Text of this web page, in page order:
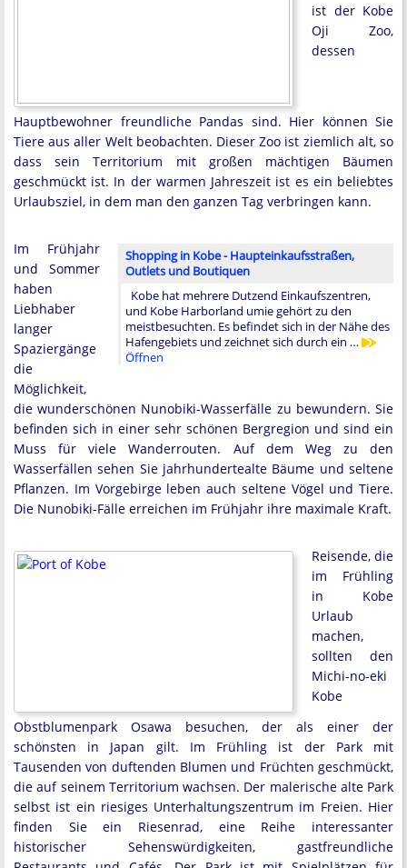
ist der Kobe
Oji Zoo,
dessen
Hauptbewohner freundliche Pandas sind. Hier können Sie
Tiere aus aller Welt beobachten. Dieser Zoo ist ziemlich alt, so
dass sein Territorium mit großen mächtigen Bäumen
geschmückt ist. In der warmen Jahreszeit ist es ein beliebtes
Urlaubsziel, in dem man den ganzen Tag verbringen kann.
Shopping in Kobe - Haupteinkaufsstraßen,
Outlets und Boutiquen
Kobe hat mehrere Dutzend Einkaufszentren,
und Kobe Harborland umie gehört zu den
meistbesuchten. Es befindet sich in der Nähe des
Hafengebiets und zeichnet sich durch ein …
Öffnen
Im Frühjahr
und Sommer
haben
Liebhaber
langer
Spaziergänge
die
Möglichkeit,
die wunderschönen Nunobiki-Wasserfälle zu bewundern. Sie
befinden sich in einer sehr schönen Bergregion und sind ein
Muss für viele Wanderrouten. Auf dem Weg zu den
Wasserfällen sehen Sie jahrhundertealte Bäume und seltene
Pflanzen. Im Vorgebirge leben auch seltene Vögel und Tiere.
Die Nunobiki-Fälle erreichen im Frühjahr ihre maximale Kraft.
Reisende, die
im Frühling
in Kobe
Urlaub
machen,
sollten den
Michi-no-eki
Kobe
Obstblumenpark Osawa besuchen, der als einer der
schönsten in Japan gilt. Im Frühling ist der Park mit
Tausenden von duftenden Blumen und Früchten geschmückt,
die auf seinem Territorium wachsen. Der malerische alte Park
selbst ist ein riesiges Unterhaltungszentrum im Freien. Hier
finden Sie ein Riesenrad, eine Reihe interessanter
historischer Sehenswürdigkeiten, gastfreundliche